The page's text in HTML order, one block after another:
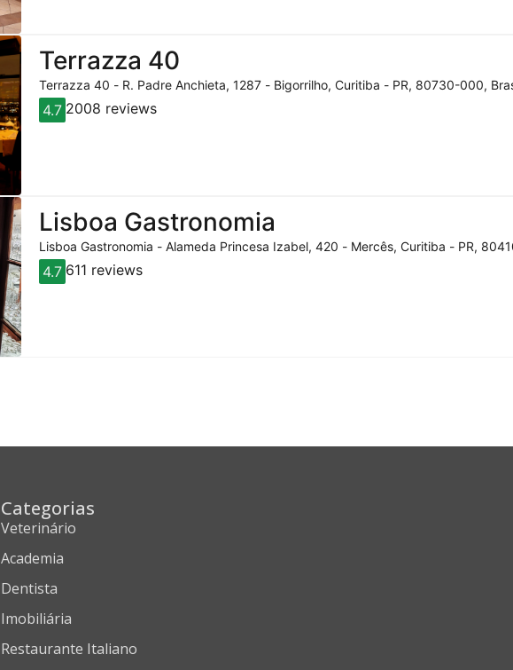
Terrazza 40
Terrazza 40 - R. Padre Anchieta, 1287 - Bigorrilho, Curitiba - PR, 80730-000,
4.7 2008 reviews
Lisboa Gastronomia
Lisboa Gastronomia - Alameda Princesa Izabel, 420 - Mercês, Curitiba - PR,
4.7 611 reviews
Categorias
Veterinário
Academia
Dentista
Imobiliária
Restaurante Italiano